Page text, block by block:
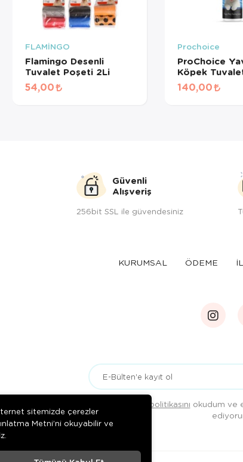
FLAMİNGO
Flamingo Desenli
Tuvalet Poşeti 2Li
54,00
Prochoice
ProChoice
Köpek
Spreyi 100 Ml
140,00
Güvenli
Alışveriş
256bit SSL ile güvendesiniz
KURUMSAL ÖDEME
Gizlilik politikasını okudum ve
sitemizde çerezler
Metni’ni okuyabilir ve